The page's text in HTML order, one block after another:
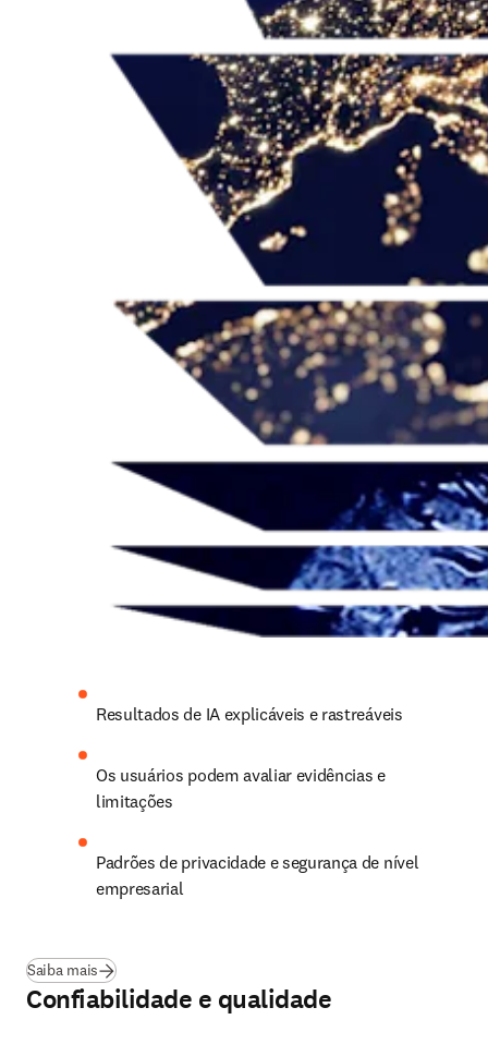
Resultados de IA explicáveis e rastreáveis
Os usuários podem avaliar evidências e
limitações
Padrões de privacidade e segurança de nível
empresarial
Saiba mais
Confiabilidade e qualidade